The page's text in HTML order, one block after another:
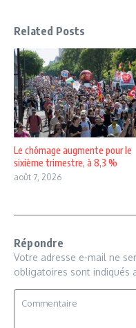
Related Posts
Le chômage augmente pour le
sixième trimestre, à 8,3 %
août 7, 2026
Répondre
Votre adresse e-mail ne
obligatoires sont indiqués